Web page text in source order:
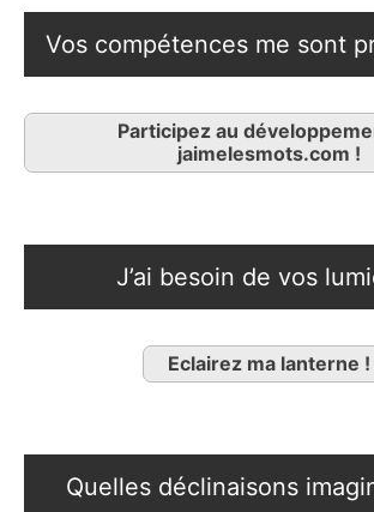
Vos compétences me sont
Participez au
jaimelesmots.com !
J’ai besoin de vos
Eclairez ma lanterne !
Quelles déclinaisons